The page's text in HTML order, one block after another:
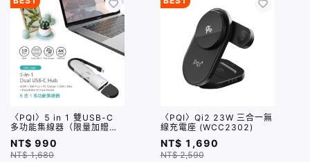
〈PQI〉5 in 1 雙USB-C
多功能集線器（限量加贈｜
U988 class 10 Micro SD
記憶卡 64GB，附 SD 轉
卡）
NT$ 990
NT$ 1,680
〈PQI〉Qi2 23W 三合一無
線充電座 (WCC2302)
NT$ 1,690
NT$ 2,590